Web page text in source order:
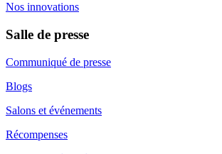
Nos innovations
Salle de presse
Communiqué de presse
Blogs
Salons et événements
Récompenses